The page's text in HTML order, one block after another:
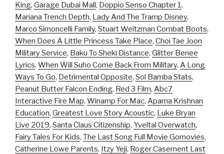
King, Garage Dubai Mall, Doppio Senso Chapter 1,
Mariana Trench Depth, Lady And The Tramp Disney,
Marco Simoncelli Family, Stuart Weitzman Combat Boots,
When Does A Little Princess Take Place, Choi Tae Joon
Military Service, Baku To Sheki Distance, Glitter Benee
Lyrics, When Will Suho Come Back From Military, A Long
Ways To Go, Detrimental Opposite, Sol Bamba Stats,
Peanut Butter Falcon Ending, Red 3 Film, Abc7
Interactive Fire Map, Winamp For Mac, Aparna Krishnan
Education, Greatest Love Story Acoustic, Luke Bryan
Live 2019, Santa Claus Citizenship, Yveltal Overwatch,
Fairy Tales For Kids, The Last Song Full Movie Gomovies,
Catherine Lowe Parents, Itzy Yeji, Roger Casement Last